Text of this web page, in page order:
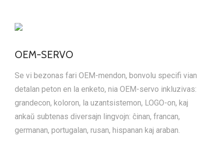
OEM-SERVO
Se vi bezonas fari OEM-mendon, bonvolu specifi vian
detalan peton en la enketo, nia OEM-servo inkluzivas:
grandecon, koloron, la uzantsistemon, LOGO-on, kaj
ankaŭ subtenas diversajn lingvojn: ĉinan, francan,
germanan, portugalan, rusan, hispanan kaj araban.